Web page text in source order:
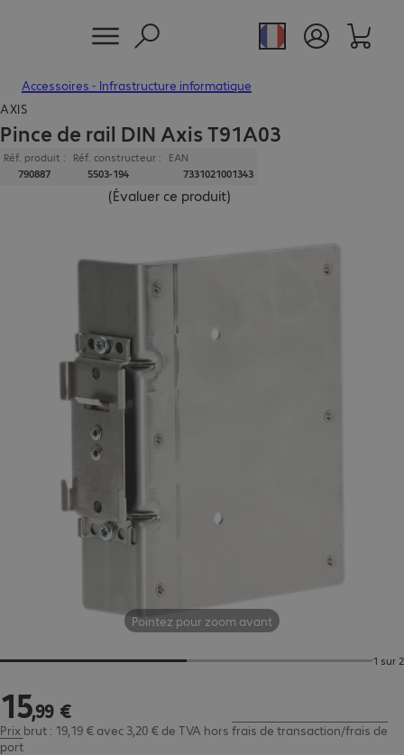
Accessoires - Infrastructure informatique
Pointez pour zoom avant
1 sur 2
AXIS
Pince de rail DIN Axis T91A03
Réf. produit :
790887
Réf. constructeur :
5503-194
EAN
7331021001343
(Évaluer ce produit)
15,99 €
15,99 €
Prix brut : 19,19 € avec 3,20 € de TVA hors frais de transaction/frais de
port